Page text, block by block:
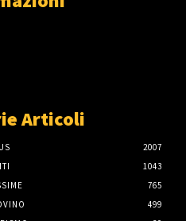
Articoli
2007
1043
765
499